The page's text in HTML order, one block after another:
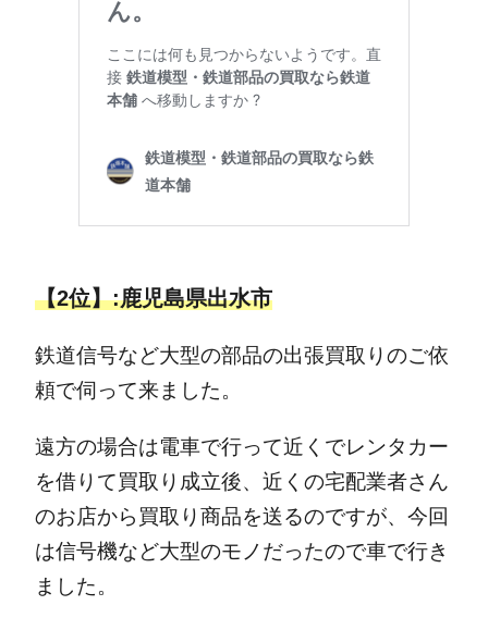
【2位】:鹿児島県出水市
鉄道信号など大型の部品の出張買取りのご依
頼で伺って来ました。
遠方の場合は電車で行って近くでレンタカー
を借りて買取り成立後、近くの宅配業者さん
のお店から買取り商品を送るのですが、今回
は信号機など大型のモノだったので車で行き
ました。